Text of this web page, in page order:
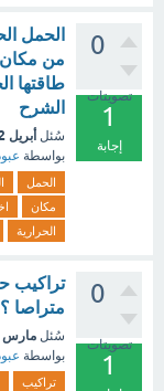
0
تصويتات
1
إجابة
الحمل
من مكان
طاقتها
الشرح
سُئل أبريل 22
بواسطة
الحمل
مكان
الحرارية
0
تصويتات
1
تراكيب
متراصا
سُئل مارس 26
بواسطة
تراكيب